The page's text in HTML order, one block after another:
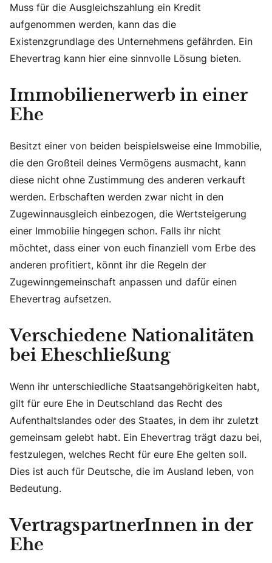
Muss für die Ausgleichszahlung ein Kredit
aufgenommen werden, kann das die
Existenzgrundlage des Unternehmens gefährden. Ein
Ehevertrag kann hier eine sinnvolle Lösung bieten.
Immobilienerwerb in einer
Ehe
Besitzt einer von beiden beispielsweise eine Immobilie,
die den Großteil deines Vermögens ausmacht, kann
diese nicht ohne Zustimmung des anderen verkauft
werden. Erbschaften werden zwar nicht in den
Zugewinnausgleich einbezogen, die Wertsteigerung
einer Immobilie hingegen schon. Falls ihr nicht
möchtet, dass einer von euch finanziell vom Erbe des
anderen profitiert, könnt ihr die Regeln der
Zugewinngemeinschaft anpassen und dafür einen
Ehevertrag aufsetzen.
Verschiedene Nationalitäten
bei Eheschließung
Wenn ihr unterschiedliche Staatsangehörigkeiten habt,
gilt für eure Ehe in Deutschland das Recht des
Aufenthaltslandes oder des Staates, in dem ihr zuletzt
gemeinsam gelebt habt. Ein Ehevertrag trägt dazu bei,
festzulegen, welches Recht für eure Ehe gelten soll.
Dies ist auch für Deutsche, die im Ausland leben, von
Bedeutung.
VertragspartnerInnen in der
Ehe